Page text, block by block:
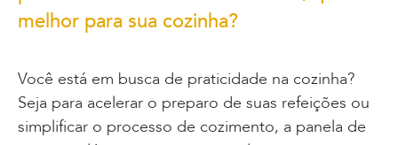
melhor para sua cozinha?
Você está em busca de praticidade na cozinha?
Seja para acelerar o preparo de suas refeições ou
simplificar o processo de cozimento, a panela de